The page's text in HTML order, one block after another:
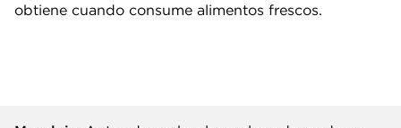
obtiene cuando consume alimentos frescos.